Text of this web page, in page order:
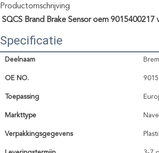
Productomschrijving
SQCS Brand Brake Sensor oem
Specificatie
Deelnaam
OE NO.
Toepassing
Markttype
Verpakkingsgegevens